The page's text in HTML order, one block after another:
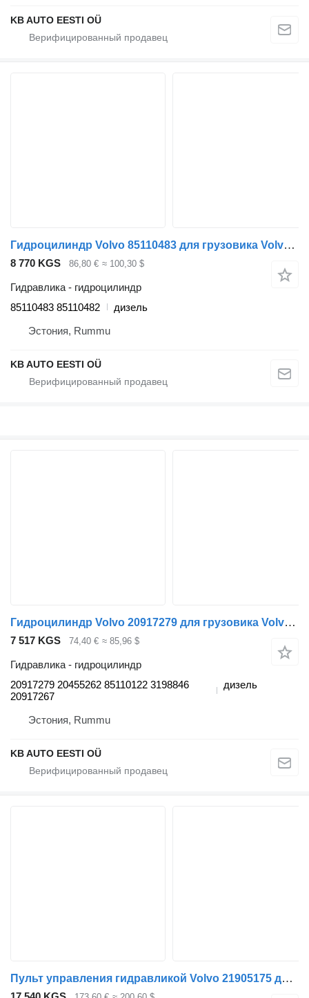
KB AUTO EESTI OÜ
Гидроцилиндр Volvo 85110483 для грузовика Volvo FH12, FH16, NH12, FH, VNL780 (1993-2014)
8 770 KGS 86,80 € ≈ 100,30 $
Гидравлика - гидроцилиндр
85110483 85110482
дизель
Эстония, Rummu
KB AUTO EESTI OÜ
Гидроцилиндр Volvo 20917279 для грузовика Volvo FH12, FH16, NH12, FH, VNL780 (1993-2014)
7 517 KGS 74,40 € ≈ 85,96 $
Гидравлика - гидроцилиндр
20917279 20455262 85110122 3198846
20917267
дизель
Эстония, Rummu
KB AUTO EESTI OÜ
Пульт управления гидравликой Volvo 21905175 для грузовика Volvo FH12, FH16, NH12, FH, VNL780 (1993-2014)